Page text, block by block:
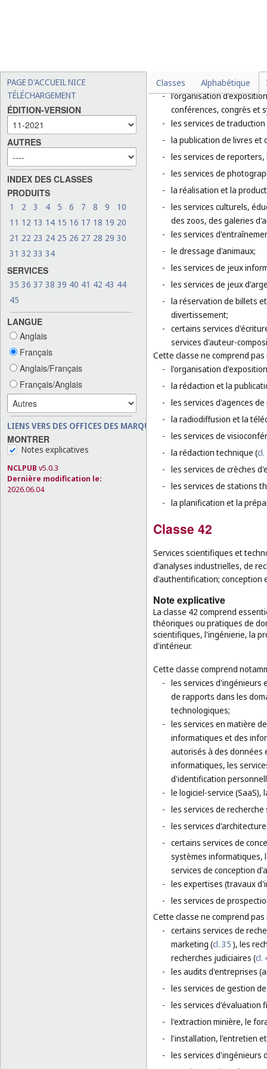
PAGE D'ACCUEIL NICE
TÉLÉCHARGEMENT
ÉDITION-VERSION
AUTRES
INDEX DES CLASSES
PRODUITS
1 2 3 4 5 6 7 8 9
10
11 12 13 14 15 16 17 18 19 20
21 22 23 24 25 26 27 28 29 30
31 32 33 34
SERVICES
35 36 37 38 39 40 41 42 43 44
45
LANGUE
Anglais
Français
Anglais/Français
Français/Anglais
LIENS VERS DES OFFICES DES MARQUES
MONTRER
Notes explicatives
NCLPUB v5.0.3
Dernière modification le:
2026.06.04
Classes Alphabétique
Cette classe comprend
- l'organisation
conférences, congrès et
- les services de
- la publication de livres
- les services de
- les services de
- la réalisation et la
- les services culturels,
des zoos, des galeries
- les services
- le dressage d'animaux;
- les services de jeux
- les services de jeux
- la réservation de billets
divertissement;
- certains services
services d'auteur-
Cette classe ne comprend
- l'organisation
- la rédaction et la
- les services d'agences de
- la radiodiffusion et la
- les services de
- la rédaction technique (
- les services de crèches
- les services de stations
- la planification et la
Classe 42
Services scientifiques et
d'analyses industrielles, de
d'authentification; conception
Note explicative
La classe 42 comprend
théoriques ou pratiques de
scientifiques, l'ingénierie, la
d'intérieur.
Cette classe comprend
- les services d'ingénieurs
de rapports dans les
technologiques;
- les services en matière
informatiques et des
autorisés à des données
informatiques, les
d'identification
- le logiciel-service
- les services de
- les services
- certains services de
systèmes informatiques,
services de conception
- les expertises (travaux
- les services de
Cette classe ne comprend
- certains services de
marketing (cl. 35 ), les
recherches judiciaires (cl.
- les audits d'entreprises
- les services de gestion
- les services d'évaluation
- l'extraction minière, le
- l'installation, l'entretien
- les services d'ingénieurs